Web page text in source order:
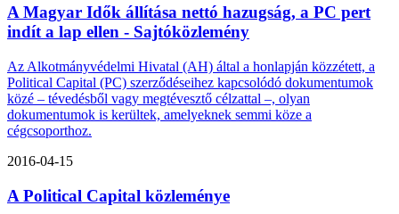
A Magyar Idők állítása nettó hazugság, a PC pert
indít a lap ellen - Sajtóközlemény
Az Alkotmányvédelmi Hivatal (AH) által a honlapján közzétett, a
Political Capital (PC) szerződéseihez kapcsolódó dokumentumok
közé – tévedésből vagy megtévesztő célzattal –, olyan
dokumentumok is kerültek, amelyeknek semmi köze a
cégcsoporthoz.
2016-04-15
A Political Capital közleménye